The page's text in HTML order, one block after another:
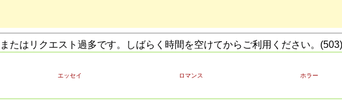
たはリクエスト過多です。しばらく時間を空けてからご利用ください。(503)
エッセイ ロマンス ホラー